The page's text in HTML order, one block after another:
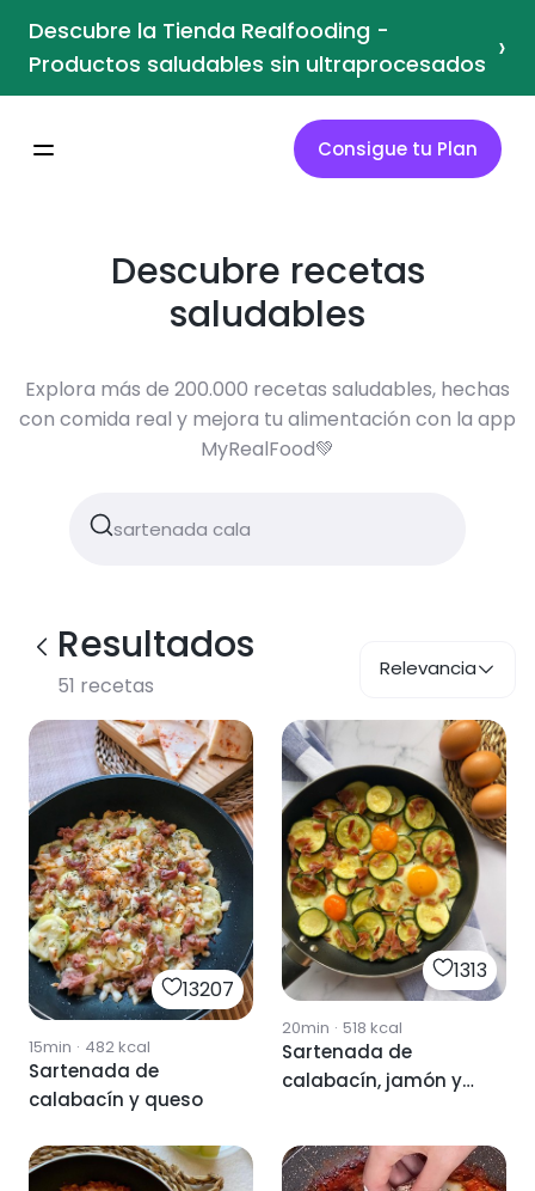
Descubre la Tienda Realfooding -
Productos saludables sin ultraprocesados ›
Consigue tu Plan
Descubre recetas
saludables
Explora más de 200.000 recetas saludables, hechas
con comida real y mejora tu alimentación con la app
MyRealFood💚
Resultados
51 recetas
Relevancia
13207
15min · 482kcal
Sartenada de
calabacín y queso
1313
20min · 518 kcal
Sartenada de
calabacín, jamón y